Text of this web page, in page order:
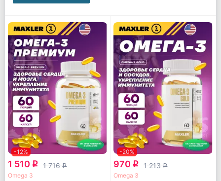
-12%
1 510 q 1 716q
Omega 3
-20%
970 q 1 213q
Omega 3